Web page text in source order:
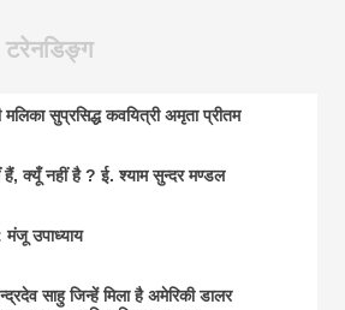
टरेनडिङ्ग
सुप्रसिद्ध कवयित्री अमृता प्रीतम
क्यूँ नहीं है ? ई. श्याम सुन्दर मण्डल
मंजू उपाध्याय
साहु जिन्हें मिला है अमेरिकी डालर